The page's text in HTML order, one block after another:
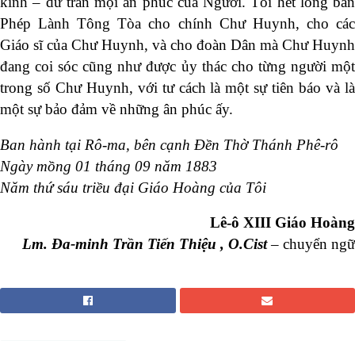
Phép Lành Tông Tòa cho chính Chư Huynh, cho các
Giáo sĩ của Chư Huynh, và cho đoàn Dân mà Chư Huynh
đang coi sóc cũng như được ủy thác cho từng người một
trong số Chư Huynh, với tư cách là một sự tiên báo và là
một sự bảo đảm về những ân phúc ấy.
Ban hành tại Rô-ma, bên cạnh Đền Thờ Thánh Phê-rô
Ngày mồng 01 tháng 09 năm 1883
Năm thứ sáu triều đại Giáo Hoàng của Tôi
Lê-ô XIII Giáo Hoàng
Lm. Đa-minh Trần Tiến Thiệu , O.Cist– chuyển ngữ